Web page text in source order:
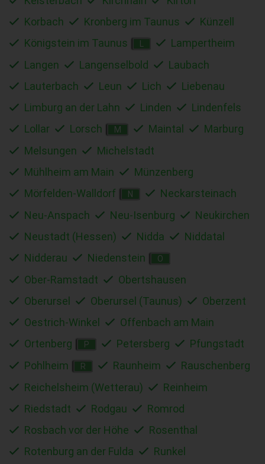
Korbach
Kronberg im Taunus
Künzell
Königstein im Taunus
Lampertheim
Langen
Langenselbold
Laubach
Lauterbach
Leun Lich
Liebenau
Limburg an der Lahn
Linden
Lindenfels
Lollar
Lorsch M Maintal
Marburg
Melsungen
Michelstadt
Mühlheim am Main
Münzenberg
Mörfelden-Walldorf
N
Neckarsteinach
Neu-Anspach
Neu-Isenburg
Neukirchen
Neustadt (Hessen)
Nidda
Niddatal
Nidderau
Niedenstein O
Ober-Ramstadt
Obertshausen
Oberursel
Oberursel (Taunus)
Oberzent
Oestrich-Winkel
Offenbach am Main
Ortenberg
P Petersberg
Pfungstadt
Pohlheim
R Raunheim
Rauschenberg
Reichelsheim (Wetterau)
Reinheim
Riedstadt
Rodgau
Romrod
Rosbach vor der Höhe
Rosenthal
Rotenburg an der Fulda
Runkel